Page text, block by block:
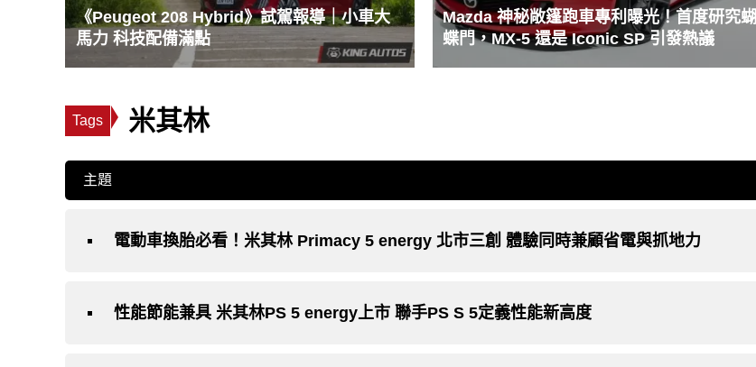
《Peugeot 208 Hybrid》試駕報導｜小車大
馬力 科技配備滿點
Mazda 神秘敞篷跑車專利曝光！首度研究蝴
蝶門，MX-5 還是 Iconic SP 引發熱議
Tags 米其林
主題
電動車換胎必看！米其林 Primacy 5 energy 北市三創 體驗同時兼顧省電與抓地力
性能節能兼具 米其林PS 5 energy上市 聯手PS S 5定義性能新高度